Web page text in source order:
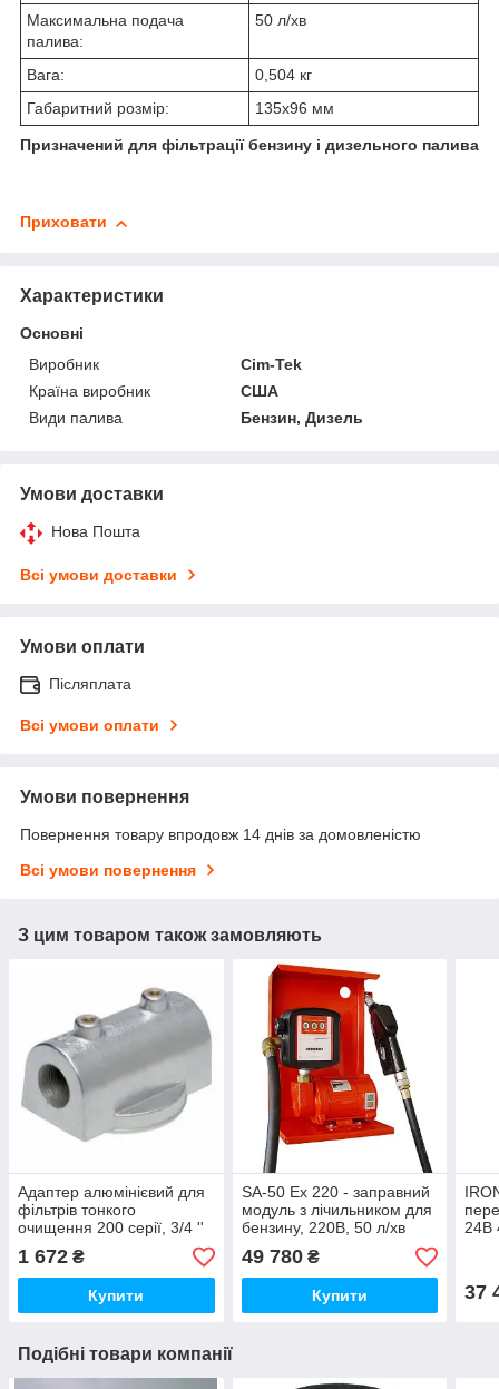
Максимальна подача
палива:
50 л/хв
Вага:
0,504 кг
Габаритний розмір:
135х96 мм
Призначений для фільтрації бензину і дизельного палива
Приховати
Характеристики
Основні
Виробник
Cim-Tek
Країна виробник
США
Види палива
Бензин, Дизель
Умови доставки
Нова Пошта
Всі умови доставки
Умови оплати
Післяплата
Всі умови оплати
Умови повернення
Повернення товару впродовж 14 днів за домовленістю
Всі умови повернення
З цим товаром також замовляють
Адаптер алюмінієвий для
фільтрів тонкого
очищення 200 серії, 3/4 ''
BSP, CIM-TEK
1 672 ₴
Купити
SA-50 Ex 220 - заправний
модуль з лічильником для
бензину, 220В, 50 л/хв
49 780₴
Купити
24В
37
Подібні товари компанії